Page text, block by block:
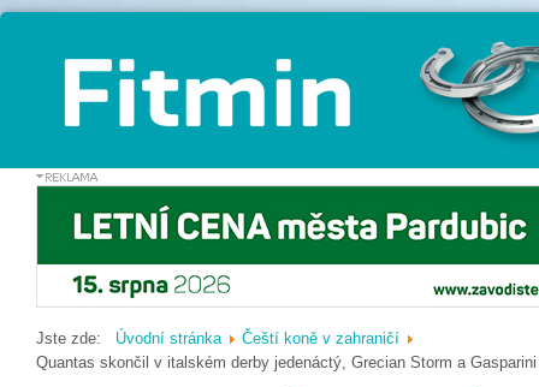
Jste zde: Úvodní stránka
Čeští koně v zahraničí
Quantas skončil v italském derby jedenáctý, Grecian Storm a